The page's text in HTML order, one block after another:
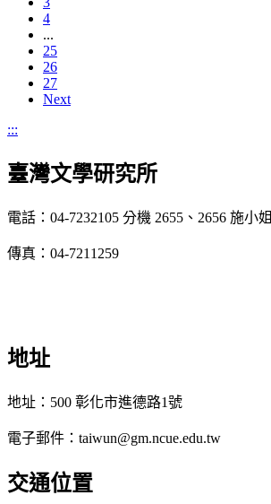
4
...
25
26
27
Next
:::
臺灣文學研究所
電話：04-7232105 分機 2655、2656 施小姐
傳真：04-7211259
地址
地址：500 彰化市進德路1號
電子郵件：taiwun@gm.ncue.edu.tw
交通位置